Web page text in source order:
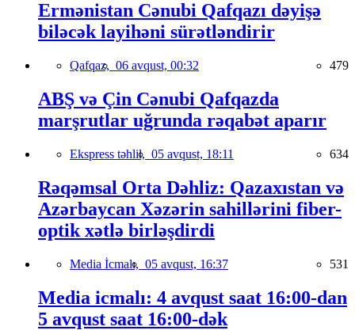
Ermənistan Cənubi Qafqazı dəyişə
biləcək layihəni sürətləndirir
Qafqaz, 06 avqust, 00:32 479
ABŞ və Çin Cənubi Qafqazda
marşrutlar uğrunda rəqabət aparır
Ekspress təhlil, 05 avqust, 18:11 634
Rəqəmsal Orta Dəhliz: Qazaxıstan və
Azərbaycan Xəzərin sahillərini fiber-
optik xətlə birləşdirdi
Media İcmalı, 05 avqust, 16:37 531
Media icmalı: 4 avqust saat 16:00-dan
5 avqust saat 16:00-dək